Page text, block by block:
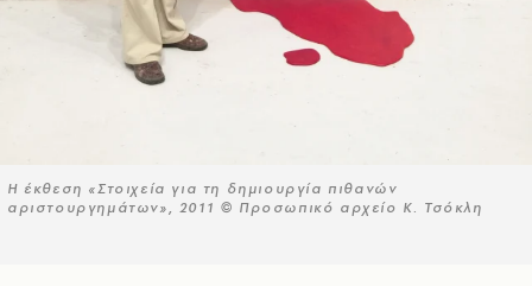
Η έκθεση «Στοιχεία για τη δημιουργία πιθανών
αριστουργημάτων», 2011 © Προσωπικό αρχείο Κ. Τσόκλη